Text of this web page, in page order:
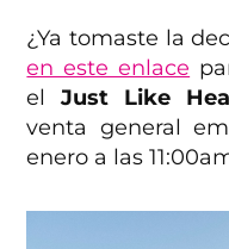
¿Ya tomaste la
en este enlace
elJust Like
venta general
enero a las